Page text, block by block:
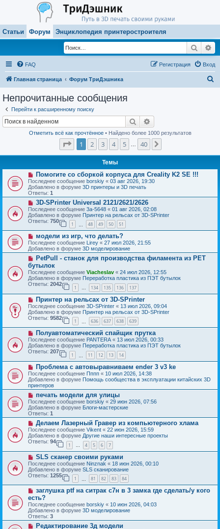
Статьи Форум Энциклопедия принтеростроителя
Поиск
FAQ Вход
Регистрация
Главная страница Форум ТриДэшника
Непрочитанные сообщения
Перейти к расширенному поиску
Поиск
Отметить всё как прочтённое• Найдено более 1000 результатов
Страница1 из
1 2 3 4 5 40
Темы
Н
о
в
о
е
с
о
о
б
е
н
и
е
Помогите со сборкой корпуса для Creality K2 SE !!!
Последнее сообщение borskiy « 03 авг 2026, 19:30
Добавлено в форуме 3D принтеры и 3D печать
Ответы: 1
Н
о
в
о
е
с
о
о
б
щ
е
н
и
е
3D-SPrinter Universal 2121/2621/2626
Последнее сообщение 3a-5648 « 01 авг 2026, 02:08
Добавлено в форуме Принтер на рельсах от 3D-SPrinter
Ответы: 750
1 48 49 50 51
Н
о
в
о
с
о
о
б
щ
е
и
е
модели из игр, что делать?
Последнее сообщение Lirey « 27 июл 2026, 21:55
Добавлено в форуме 3D моделирование
Н
в
о
е
с
о
б
щ
е
н
и
PetPull - cтанок для производства филамента из PET
бутылок
Последнее сообщение Viacheslav « 24 июл 2026, 12:55
Добавлено в форуме Переработка пластика из ПЭТ бутылок
Ответы: 2042
1 … 134 135 136 137
Н
о
в
о
е
с
о
б
щ
н
и
е
Принтер на рельсах от 3D-SPrinter
Последнее сообщение 3D-SPrinter « 13 июл 2026, 09:04
Добавлено в форуме Принтер на рельсах от 3D-SPrinter
Ответы: 9582
1 636 637 638 639
Н
о
в
о
с
о
б
щ
е
н
и
е
Полуавтоматический спайщик прутка
Последнее сообщение PANTERA« 13 июл 2026, 00:33
Добавлено в форуме Переработка пластика из ПЭТ бутылок
Ответы: 207
1 11 12 13 14
Н
о
в
о
е
с
о
о
б
щ
е
н
и
е
Проблема с автовыравниваем ender 3 v3 ke
Последнее сообщение Пппп « 10 июл 2026, 14:38
Добавлено в форуме Помощь сообщества в эксплуатации китайских 3D
принтеров
Н
о
в
о
е
с
о
о
б
е
н
и
е
печать модели для улицы
Последнее сообщение borskiy « 29 июн 2026, 07:56
Добавлено в форуме Блоги-мастерские
Ответы: 1
Н
о
в
о
е
с
о
о
б
щ
н
и
е
Делаем Лазерный Гравер из компьютерного хлама
Последнее сообщение Vikent « 22 июн 2026, 15:59
Добавлено в форуме Другие наши интересные проекты
Ответы: 94
1 … 4 5 6 7
Н
о
в
о
е
с
о
о
б
щ
е
н
SLS сканер своими руками
Последнее сообщение Ninznak « 18 июн 2026, 00:10
Добавлено в форуме SLS сканирование
Ответы: 1255
1 81 82 83 84
Н
в
о
е
с
о
заглушка ptf на ситрак с7н в 3 замка где сделать/у кого
есть?
Последнее сообщение borskiy « 10 июн 2026, 04:03
Добавлено в форуме 3D моделирование
Ответы: 3
НРедактирование 3д модели